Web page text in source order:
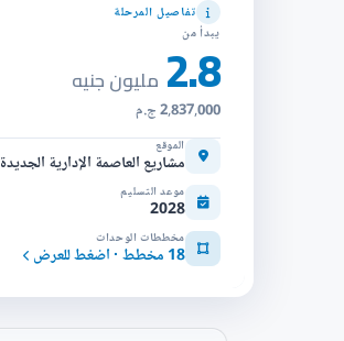
تفاصيل المرحلة
يبدأ من
2.8 مليون جنيه
2,837,000 ج.م
الموقع
مشاريع العاصمة الإدارية الجديدة
موعد التسليم
2028
مخططات الوحدات
18 مخطط · اضغط للعرض